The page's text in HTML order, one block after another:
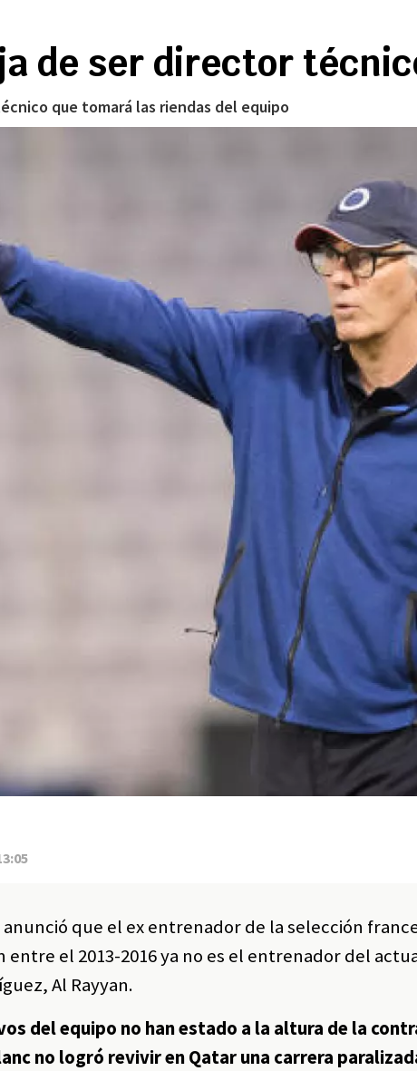
de ser director
que tomará las riendas del equipo
que el ex entrenador de la selección
entre el 2013-2016 ya no es el entrenador del
Al Rayyan.
del equipo no han estado a la altura de la
no logró revivir en Qatar una carrera